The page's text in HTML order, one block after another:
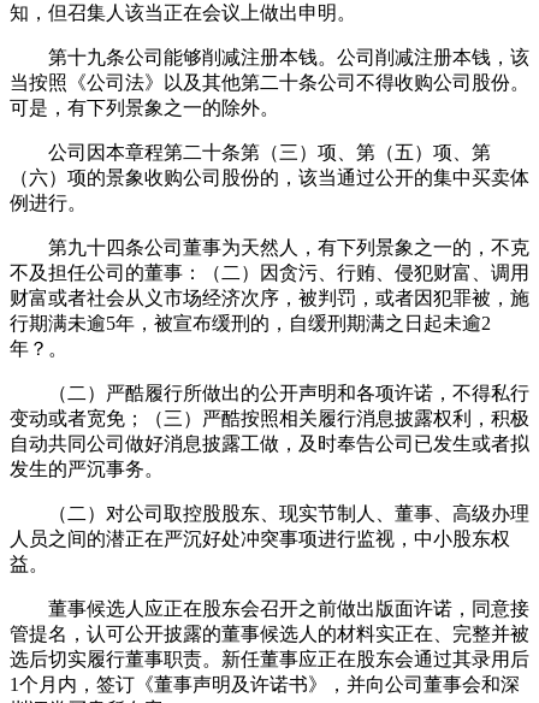
知，但召集人该当正在会议上做出申明。
第十九条公司能够削减注册本钱。公司削减注册本钱，该
当按照《公司法》以及其他第二十条公司不得收购公司股份。
可是，有下列景象之一的除外。
公司因本章程第二十条第（三）项、第（五）项、第
（六）项的景象收购公司股份的，该当通过公开的集中买卖体
例进行。
第九十四条公司董事为天然人，有下列景象之一的，不克
不及担任公司的董事：（二）因贪污、行贿、侵犯财富、调用
财富或者社会从义市场经济次序，被判罚，或者因犯罪被，施
行期满未逾5年，被宣布缓刑的，自缓刑期满之日起未逾2
年？。
（二）严酷履行所做出的公开声明和各项许诺，不得私行
变动或者宽免；（三）严酷按照相关履行消息披露权利，积极
自动共同公司做好消息披露工做，及时奉告公司已发生或者拟
发生的严沉事务。
（二）对公司取控股股东、现实节制人、董事、高级办理
人员之间的潜正在严沉好处冲突事项进行监视，中小股东权
益。
董事候选人应正在股东会召开之前做出版面许诺，同意接
管提名，认可公开披露的董事候选人的材料实正在、完整并被
选后切实履行董事职责。新任董事应正在股东会通过其录用后
1个月内，签订《董事声明及许诺书》，并向公司董事会和深